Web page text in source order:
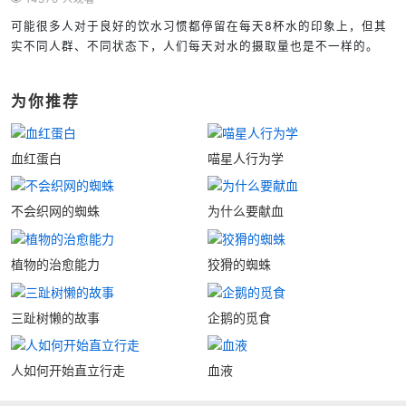
可能很多人对于良好的饮水习惯都停留在每天8杯水的印象上，但其
实不同人群、不同状态下，人们每天对水的摄取量也是不一样的。
为你推荐
血红蛋白 喵星人行为学
不会织网的蜘蛛 为什么要献血
植物的治愈能力 狡猾的蜘蛛
三趾树懒的故事 企鹅的觅食
人如何开始直立行走 血液